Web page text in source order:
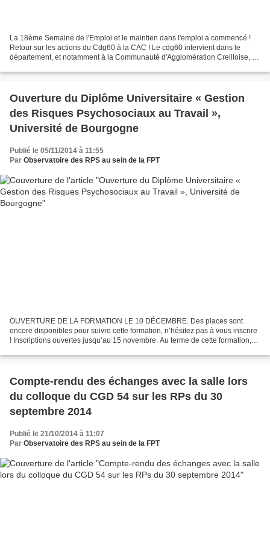
La 18ème Semaine de l'Emploi et le maintien dans l'emploi a commencé !
Retour sur les actions du Cdg60 à la CAC ! Le cdg60 intervient dans le
département, et notamment à la Communauté d'Agglomération Creilloise, où
Ouverture du Diplôme Universitaire « Gestion
des Risques Psychosociaux au Travail »,
Université de Bourgogne
Publié le 05/11/2014 à 11:55
Par Observatoire des RPS au sein de la FPT
OUVERTURE DE LA FORMATION LE 10 DÉCEMBRE. Des places sont
encore disponibles pour suivre cette formation, n’hésitez pas à vous inscrire
! Inscriptions ouvertes jusqu’au 15 novembre. Au terme de cette formation,
Compte-rendu des échanges avec la salle lors
du colloque du CGD 54 sur les RPs du 30
septembre 2014
Publié le 21/10/2014 à 11:07
Par Observatoire des RPS au sein de la FPT